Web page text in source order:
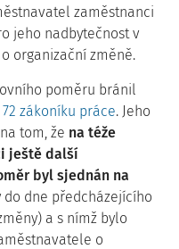
zaměstnanci
jeho nadbytečnost v
organizační změně.
poměru bránil
72 zákoníku práce. Jeho
tom, že na téže
ještě další
byl sjednán na
do dne předcházejícího
a s nímž bylo
o